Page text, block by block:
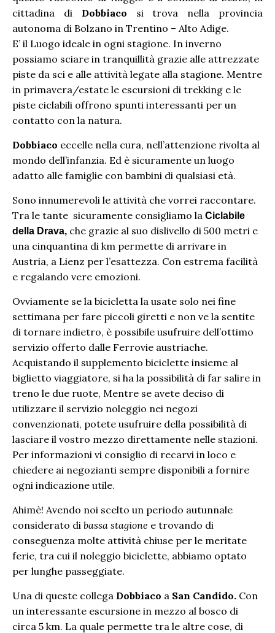
cittadina di Dobbiaco si trova nella provincia
autonoma di Bolzano in Trentino – Alto Adige.
E’ il Luogo ideale in ogni stagione. In inverno
possiamo sciare in tranquillità grazie alle attrezzate
piste da sci e alle attività legate alla stagione. Mentre
in primavera/estate le escursioni di trekking e le
piste ciclabili offrono spunti interessanti per un
contatto con la natura.
Dobbiaco eccelle nella cura, nell’attenzione rivolta al
mondo dell’infanzia. Ed è sicuramente un luogo
adatto alle famiglie con bambini di qualsiasi età.
Sono innumerevoli le attività che vorrei raccontare.
Tra le tante sicuramente consigliamo la Ciclabile
della Drava, che grazie al suo dislivello di 500 metri e
una cinquantina di km permette di arrivare in
Austria, a Lienz per l’esattezza. Con estrema facilità
e regalando vere emozioni.
Ovviamente se la bicicletta la usate solo nei fine
settimana per fare piccoli giretti e non ve la sentite
di tornare indietro, è possibile usufruire dell’ottimo
servizio offerto dalle Ferrovie austriache.
Acquistando il supplemento biciclette insieme al
biglietto viaggiatore, si ha la possibilità di far salire in
treno le due ruote, Mentre se avete deciso di
utilizzare il servizio noleggio nei negozi
convenzionati, potete usufruire della possibilità di
lasciare il vostro mezzo direttamente nelle stazioni.
Per informazioni vi consiglio di recarvi in loco e
chiedere ai negozianti sempre disponibili a fornire
ogni indicazione utile.
Ahimè! Avendo noi scelto un periodo autunnale
considerato di bassa stagione e trovando di
conseguenza molte attività chiuse per le meritate
ferie, tra cui il noleggio biciclette, abbiamo optato
per lunghe passeggiate.
Una di queste collega Dobbiaco a San Candido. Con
un interessante escursione in mezzo al bosco di
circa 5 km. La quale permette tra le altre cose, di